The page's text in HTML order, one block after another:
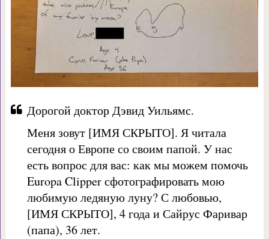
Дорогой доктор Дэвид Уильямс.
Меня зовут [ИМЯ СКРЫТО]. Я читала
сегодня о Европе со своим папой. У нас
есть вопрос для вас: как мы можем помочь
Europa Clipper сфотографировать мою
любимую ледяную луну? С любовью,
[ИМЯ СКРЫТО], 4 года и Сайрус Фаривар
(папа), 36 лет.